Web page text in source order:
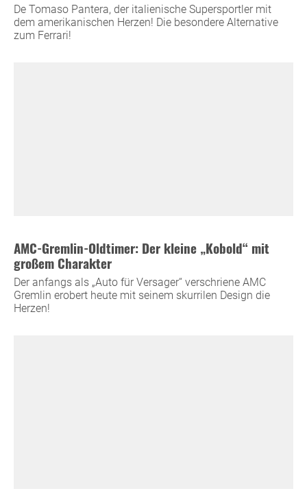
De Tomaso Pantera, der italienische Supersportler mit
dem amerikanischen Herzen! Die besondere Alternative
zum Ferrari!
AMC-Gremlin-Oldtimer: Der kleine „Kobold“ mit
großem Charakter
Der anfangs als „Auto für Versager“ verschriene AMC
Gremlin erobert heute mit seinem skurrilen Design die
Herzen!